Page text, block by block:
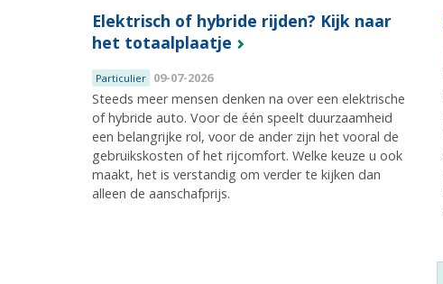
Elektrisch of hybride rijden? Kijk naar
het totaalplaatje
Particulier 09-07-2026
Steeds meer mensen denken na over een elektrische
of hybride auto. Voor de één speelt duurzaamheid
een belangrijke rol, voor de ander zijn het vooral de
gebruikskosten of het rijcomfort. Welke keuze u ook
maakt, het is verstandig om verder te kijken dan
alleen de aanschafprijs.